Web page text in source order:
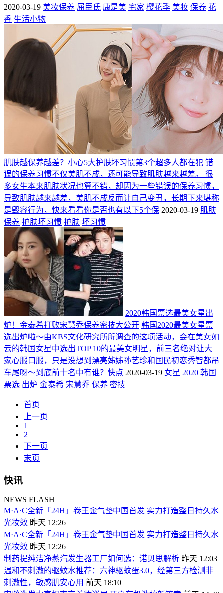
2020-03-19 美妆保养 屈臣氏 康是美 宅家 樱花季 美妆 保养 花
香 生活小物
肌肤越保养越差？小心5大护肤坏习惯第3个超多人都在犯 错
误的保养习惯不仅美肌不成，还可能导致肌肤越来越差。 很
多女生本来肌肤状况也算不错，却因为一些错误的保养习惯，
导致肌肤越来越差，美肌不成反而让自己变丑，长期下来堪称
是毁容行为，快来看看你是否也有以下5个保 2020-03-19 肌肤
保养 护肤坏习惯 护肤 坏习惯
2020韩国票选最美女星出
炉！金泰希打败宋慧乔保养密技大公开 韩国2020最美女星票
选出炉啦～由KBS文化研究所所调查的这项活动，会在美女如
云的韩国女星中选出TOP 10的最美女明星，前三名绝对让大
家心服口服，只是没想到漂亮姊姊孙艺珍和国民初恋秀智都吊
车尾呀～到底前十名中有谁？快点 2020-03-19 女星 2020 韩国
票选 出炉 金泰希 宋慧乔 保养 密技
首页
上一页
1
2
下一页
末页
快讯
NEWS FLASH
M·A·C全新「24H」卷王金气垫中国首发 实力打造整日持久水
光妆效 昨天 12:26
M·A·C全新「24H」卷王金气垫中国首发 实力打造整日持久水
光妆效 昨天 12:26
制药提纯洁净蒸汽发生器工厂如何选：诺贝思解析 昨天 12:03
温和不刺激的驱蚊水推荐：六神驱蚊蛋3.0，经第三方检测非
刺激性，敏感肌安心用 前天 18:10